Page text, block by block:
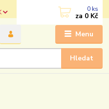
Menu
Hledat
0 ks
za 0 Kč